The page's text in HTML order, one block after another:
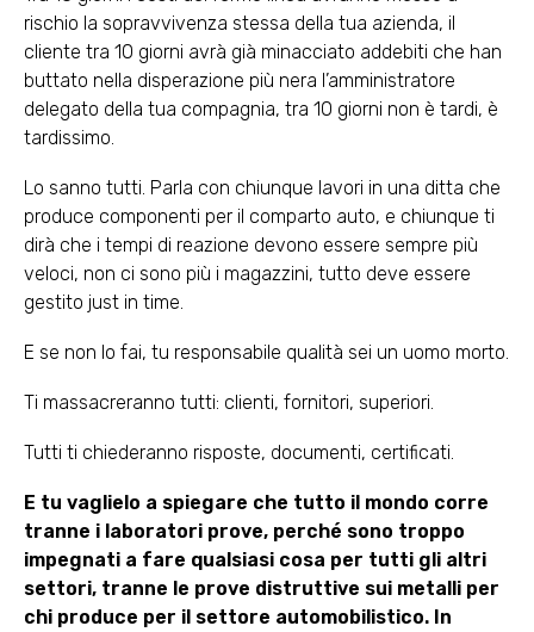
rischio la sopravvivenza stessa della tua azienda, il
cliente tra 10 giorni avrà già minacciato addebiti che han
buttato nella disperazione più nera l’amministratore
delegato della tua compagnia, tra 10 giorni non è tardi, è
tardissimo.
Lo sanno tutti. Parla con chiunque lavori in una ditta che
produce componenti per il comparto auto, e chiunque ti
dirà che i tempi di reazione devono essere sempre più
veloci, non ci sono più i magazzini, tutto deve essere
gestito just in time.
E se non lo fai, tu responsabile qualità sei un uomo morto.
Ti massacreranno tutti: clienti, fornitori, superiori.
Tutti ti chiederanno risposte, documenti, certificati.
E tu vaglielo a spiegare che tutto il mondo corre
tranne i laboratori prove, perché sono troppo
impegnati a fare qualsiasi cosa per tutti gli altri
settori, tranne le prove distruttive sui metalli per
chi produce per il settore automobilistico. In